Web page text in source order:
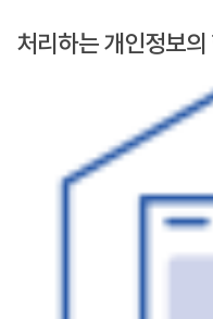
처리하는 개인정보의